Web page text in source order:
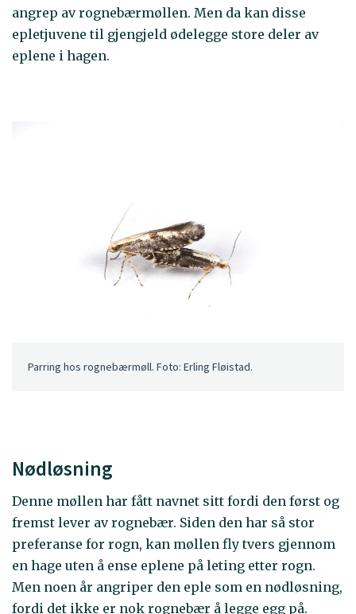
angrep av rognebærmøllen. Men da kan disse
epletjuvene til gjengjeld ødelegge store deler av
eplene i hagen.
Parring hos rognebærmøll. Foto: Erling Fløistad.
Nødløsning
Denne møllen har fått navnet sitt fordi den først og
fremst lever av rognebær. Siden den har så stor
preferanse for rogn, kan møllen fly tvers gjennom
en hage uten å ense eplene på leting etter rogn.
Men noen år angriper den eple som en nødløsning,
fordi det ikke er nok rognebær å legge egg på.